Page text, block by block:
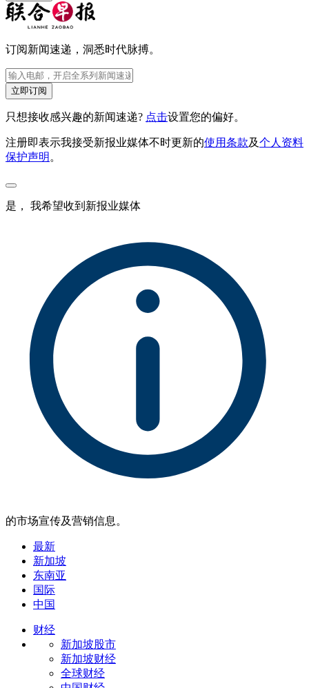
订阅新闻速递，洞悉时代脉搏。
立即订阅
只想接收感兴趣的新闻速递? 点击设置您的偏好。
注册即表示我接受新报业媒体不时更新的使用条款及个人资料
保护声明 。
是， 我希望收到新报业媒体
的市场宣传及营销信息。
最新
新加坡
东南亚
国际
中国
财经
新加坡股市
新加坡财经
全球财经